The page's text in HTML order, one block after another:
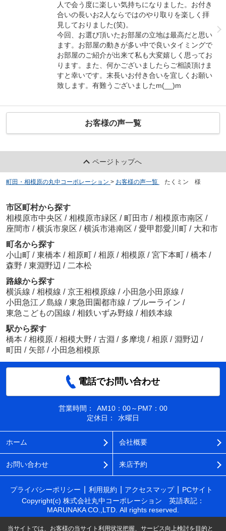
人で会う度に楽しい気持ちになりました。お付き
合いの長いお2人ならではのやり取りを楽しく拝
見しておりました(笑)。
今回、お選び頂いたお部屋の立地は最高だと思い
ます。お部屋の動きが多い中で良いタイミングで
お部屋のご紹介が出来て私も大変嬉しく思ってお
ります。また、何かございましたらご相談頂けま
すと幸いです。末長いお付き合いを宜しくお願い
致します。有難うございましたm(__)m
お客様の声一覧
ページトップへ
町田・相模原の丸中コーポレーション > お客様の声一覧 たくミン 様
市区町村から探す
相模原市中央区 / 相模原市緑区 / 町田市 / 相模原市南区 /
座間市 / 横浜市泉区 / 横浜市港南区 / 愛甲郡愛川町 / 大和市
町名から探す
小山町 / 東橋本 / 相原町 / 相原 / 相模原 / 宮下本町 / 橋本 /
森野 / 東淵野辺 / 二本松
路線から探す
横浜線 / 相模線 / 京王相模原線 / 小田急小田原線 /
小田急江ノ島線 / 東急田園都市線 / ブルーライン /
東急こどもの国線 / 相鉄いずみ野線 / 相鉄本線
駅から探す
橋本 / 相模原 / 相模大野 / 古淵 / 多摩境 / 相原 / 淵野辺 /
町田 / 矢部 / 小田急相模原
電話でお問い合わせ
営業時間：
AM10：00～PM7：00
定休日：
水曜日
ホーム 会社概要
お問い合わせ 来店予約
プライバシーポリシー 利用規約 アクセスマップ
PCサイト
Copyright(c) 株式会社丸中コーポレーション 英語表記：
MARUNAKA CO.,LTD. All rights reserved.
当サイトでは、お客様の当サイト利用状況把握、サービス向上検討を目的と